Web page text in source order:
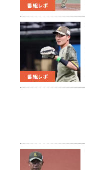
番組レポ
番組レポ